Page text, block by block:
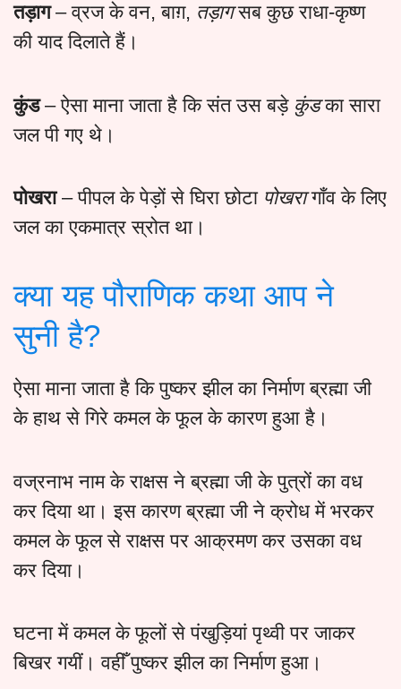
तड़ाग– व्रज के वन, बाग़, तड़ागसब कुछ राधा-कृष्ण
की याद दिलाते हैं।
कुंड– ऐसा माना जाता है कि संत उस बड़े कुंडका सारा
जल पी गए थे।
पोखरा – पीपल के पेड़ों से घिरा छोटा पोखरागाँव के लिए
जल का एकमात्र स्रोत था।
क्या यह पौराणिक कथा आप ने
सुनी है?
ऐसा माना जाता है कि पुष्कर झील का निर्माण ब्रह्मा जी
के हाथ से गिरे कमल के फूल के कारण हुआ है।
वज्रनाभ नाम के राक्षस ने ब्रह्मा जी के पुत्रों का वध
कर दिया था। इस कारण ब्रह्मा जी ने क्रोध में भरकर
कमल के फूल से राक्षस पर आक्रमण कर उसका वध
कर दिया।
घटना में कमल के फूलों से पंखुड़ियां पृथ्वी पर जाकर
बिखर गयीं। वहीँ पुष्कर झील का निर्माण हुआ।